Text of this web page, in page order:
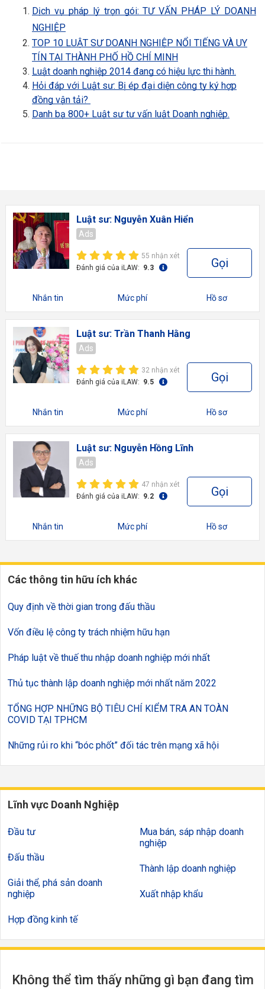
Dịch vụ pháp lý trọn gói: TƯ VẤN PHÁP LÝ DOANH
NGHIỆP
TOP 10 LUẬT SƯ DOANH NGHIỆP NỔI TIẾNG VÀ UY
TÍN TẠI THÀNH PHỐ HỒ CHÍ MINH
Luật doanh nghiệp 2014 đang có hiệu lực thi hành.
Hỏi đáp với Luật sư: Bị ép đại diện công ty ký hợp
đồng vận tải?
Danh bạ 800+ Luật sư tư vấn luật Doanh nghiệp.
Luật sư: Nguyễn Xuân Hiển
Ads
55 nhận xét
Đánh giá của iLAW: 9.3 Gọi
Nhắn tin Mức phí Hồ sơ
Luật sư: Trần Thanh Hằng
Ads
32 nhận xét
Đánh giá của iLAW: 9.5 Gọi
Nhắn tin Mức phí Hồ sơ
Luật sư: Nguyễn Hồng Lĩnh
Ads
47 nhận xét
Đánh giá của iLAW: 9.2 Gọi
Nhắn tin Mức phí Hồ sơ
Các thông tin hữu ích khác
Quy định về thời gian trong đấu thầu
Vốn điều lệ công ty trách nhiệm hữu hạn
Pháp luật về thuế thu nhập doanh nghiệp mới nhất
Thủ tục thành lập doanh nghiệp mới nhất năm 2022
TỔNG HỢP NHỮNG BỘ TIÊU CHÍ KIỂM TRA AN TOÀN
COVID TẠI TPHCM
Những rủi ro khi “bóc phốt” đối tác trên mạng xã hội
Lĩnh vực Doanh Nghiệp
Đầu tư
Đấu thầu
Giải thể, phá sản doanh
nghiệp
Hợp đồng kinh tế
Mua bán, sáp nhập doanh
nghiệp
Thành lập doanh nghiệp
Xuất nhập khẩu
Không thể tìm thấy những gì bạn đang tìm